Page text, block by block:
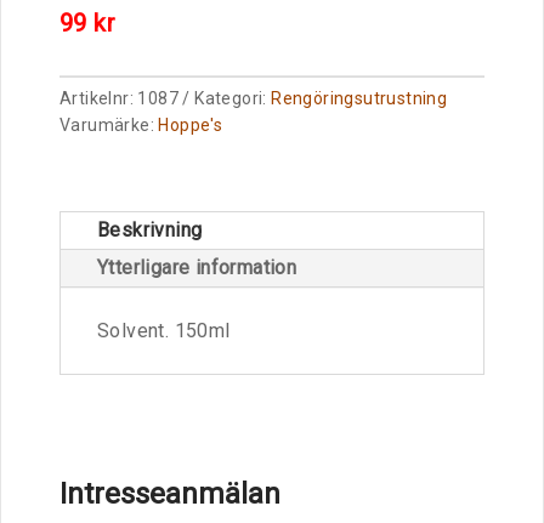
99 kr
Artikelnr: 1087 Kategori: Rengöringsutrustning
Varumärke: Hoppe's
Beskrivning
Ytterligare information
Solvent. 150ml
Intresseanmälan